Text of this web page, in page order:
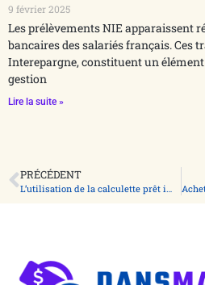
9 février 2025
Les prélèvements NIE apparaissent
bancaires des salariés français. Ces
Interepargne, constituent un
gestion
Lire la suite »
PRÉCÉDENT
L’utilisation de la calculette prêt immobilier pour déterminer les crédits mensuels